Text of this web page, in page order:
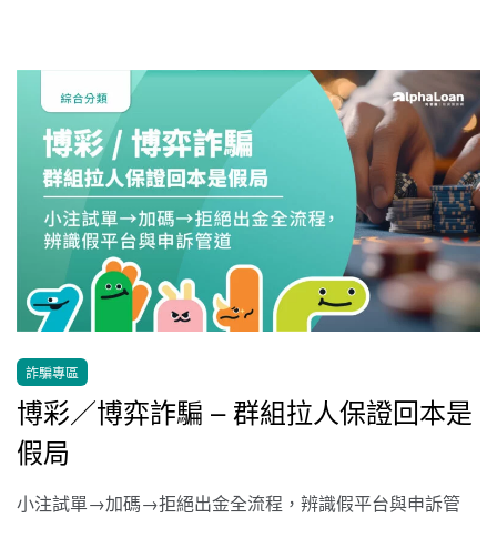
詐騙專區
博彩／博弈詐騙 – 群組拉人保證回本是
假局
小注試單→加碼→拒絕出金全流程，辨識假平台與申訴管